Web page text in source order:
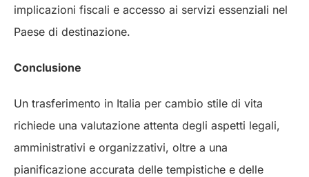
implicazioni fiscali e accesso ai servizi essenziali nel
Paese di destinazione.
Conclusione
Un trasferimento in Italia per cambio stile di vita
richiede una valutazione attenta degli aspetti legali,
amministrativi e organizzativi, oltre a una
pianificazione accurata delle tempistiche e delle